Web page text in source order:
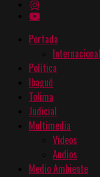
Portada
Internacional
Política
Ibagué
Tolima
Judicial
Multimedia
Vídeos
Audios
Medio Ambiente